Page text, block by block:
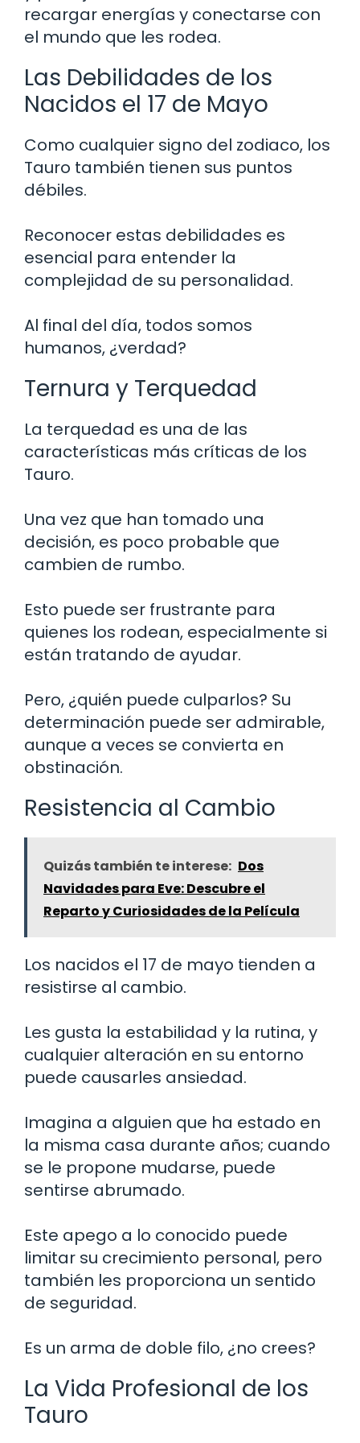
recargar energías y conectarse con
el mundo que les rodea.
Las Debilidades de los
Nacidos el 17 de Mayo
Como cualquier signo del zodiaco, los
Tauro también tienen sus puntos
débiles.
Reconocer estas debilidades es
esencial para entender la
complejidad de su personalidad.
Al final del día, todos somos
humanos, ¿verdad?
Ternura y Terquedad
La terquedad es una de las
características más críticas de los
Tauro.
Una vez que han tomado una
decisión, es poco probable que
cambien de rumbo.
Esto puede ser frustrante para
quienes los rodean, especialmente si
están tratando de ayudar.
Pero, ¿quién puede culparlos? Su
determinación puede ser admirable,
aunque a veces se convierta en
obstinación.
Resistencia al Cambio
Quizás también te interese: Dos
Navidades para Eve: Descubre el
Reparto y Curiosidades de la Película
Los nacidos el 17 de mayo tienden a
resistirse al cambio.
Les gusta la estabilidad y la rutina, y
cualquier alteración en su entorno
puede causarles ansiedad.
Imagina a alguien que ha estado en
la misma casa durante años; cuando
se le propone mudarse, puede
sentirse abrumado.
Este apego a lo conocido puede
limitar su crecimiento personal, pero
también les proporciona un sentido
de seguridad.
Es un arma de doble filo, ¿no crees?
La Vida Profesional de los
Tauro